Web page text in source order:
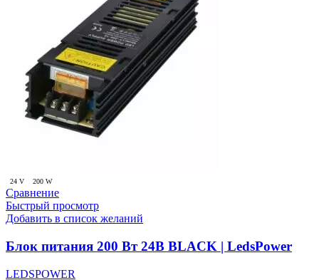
24 V 200 W
Сравнение
Быстрый просмотр
Добавить в список желаний
Блок питания 200 Вт 24В BLACK | LedsPower
LEDSPOWER